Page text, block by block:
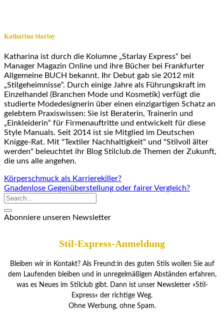
Katharina Starlay
Katharina ist durch die Kolumne „Starlay Express“ bei
Manager Magazin Online und ihre Bücher bei Frankfurter
Allgemeine BUCH bekannt. Ihr Debut gab sie 2012 mit
„Stilgeheimnisse“. Durch einige Jahre als Führungskraft im
Einzelhandel (Branchen Mode und Kosmetik) verfügt die
studierte Modedesignerin über einen einzigartigen Schatz an
gelebtem Praxiswissen: Sie ist Beraterin, Trainerin und
„Einkleiderin“ für Firmenauftritte und entwickelt für diese
Style Manuals. Seit 2014 ist sie Mitglied im Deutschen
Knigge-Rat. Mit "Textiler Nachhaltigkeit" und "Stilvoll älter
werden" beleuchtet ihr Blog Stilclub.de Themen der Zukunft,
die uns alle angehen.
Körperschmuck als Karrierekiller?
Gnadenlose Gegenüberstellung oder fairer Vergleich?
Abonniere unseren Newsletter
Stil-Express-Anmeldung
Bleiben wir in Kontakt? Als Freund:in des guten Stils wollen Sie auf
dem Laufenden bleiben und in unregelmäßigen Abständen erfahren,
was es Neues im Stilclub gibt. Dann ist unser Newsletter »Stil-
Express« der richtige Weg.
Ohne Werbung, ohne Spam.